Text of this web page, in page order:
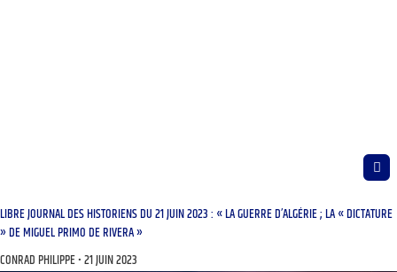
LIBRE JOURNAL DES HISTORIENS DU 21 JUIN 2023 : « LA GUERRE D’ALGÉRIE ; LA « DICTATURE
» DE MIGUEL PRIMO DE RIVERA »
CONRAD PHILIPPE 21 JUIN 2023